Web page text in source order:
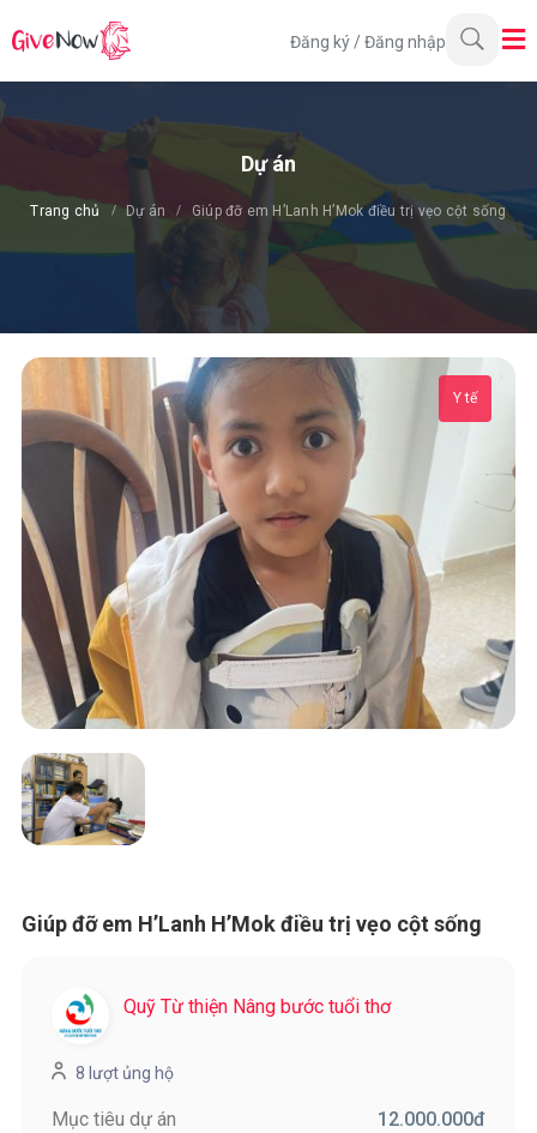
Đăng ký /Đăng nhập
Dự án
Trang chủ Dự án Giúp đỡ em H’Lanh H’Mok điều trị vẹo cột sống
Y tế
Giúp đỡ em H’Lanh H’Mok điều trị vẹo cột sống
Quỹ Từ thiện Nâng bước tuổi thơ
8 lượt ủng hộ
Mục tiêu dự án 12.000.000đ